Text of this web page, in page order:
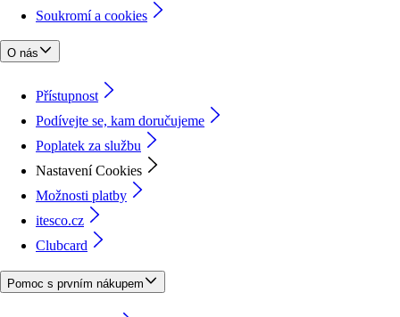
Soukromí a cookies
O nás
Přístupnost
Podívejte se, kam doručujeme
Poplatek za službu
Nastavení Cookies
Možnosti platby
itesco.cz
Clubcard
Pomoc s prvním nákupem